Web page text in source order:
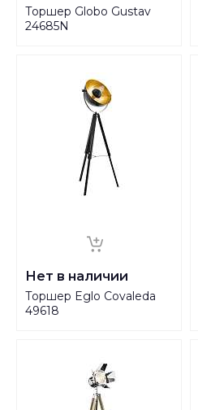
Торшер Globo Gustav
24685N
Нет в наличии
Торшер Eglo Covaleda
49618